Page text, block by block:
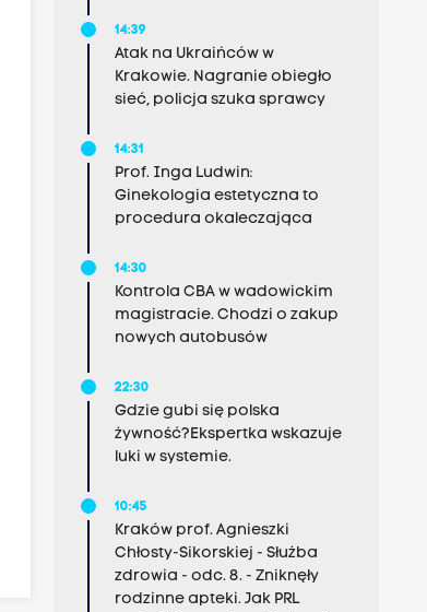
14:39
Atak na Ukraińców w
Krakowie. Nagranie obiegło
sieć, policja szuka sprawcy
14:31
Prof. Inga Ludwin:
Ginekologia estetyczna to
procedura okaleczająca
14:30
Kontrola CBA w wadowickim
magistracie. Chodzi o zakup
nowych autobusów
22:30
Gdzie gubi się polska
żywność?Ekspertka wskazuje
luki w systemie.
10:45
Kraków prof. Agnieszki
Chłosty-Sikorskiej - Służba
zdrowia - odc. 8. - Zniknęły
rodzinne apteki. Jak PRL